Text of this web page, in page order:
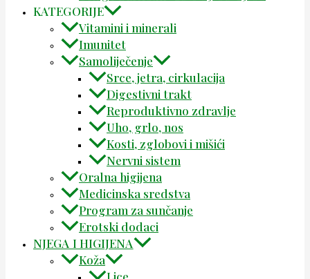
KATEGORIJE
Vitamini i minerali
Imunitet
Samoliječenje
Srce, jetra, cirkulacija
Digestivni trakt
Reproduktivno zdravlje
Uho, grlo, nos
Kosti, zglobovi i mišići
Nervni sistem
Oralna higijena
Medicinska sredstva
Program za sunčanje
Erotski dodaci
NJEGA I HIGIJENA
Koža
Lice